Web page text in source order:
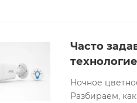
Часто
Ночное
Разбираем,